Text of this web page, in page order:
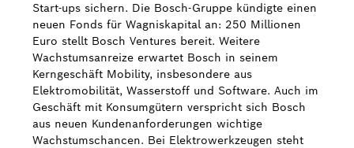
Start-ups sichern. Die Bosch-Gruppe kündigte einen
neuen Fonds für Wagniskapital an: 250 Millionen
Euro stellt Bosch Ventures bereit. Weitere
Wachstumsanreize erwartet Bosch in seinem
Kerngeschäft Mobility, insbesondere aus
Elektromobilität, Wasserstoff und Software. Auch im
Geschäft mit Konsumgütern verspricht sich Bosch
aus neuen Kundenanforderungen wichtige
Wachstumschancen. Bei Elektrowerkzeugen steht